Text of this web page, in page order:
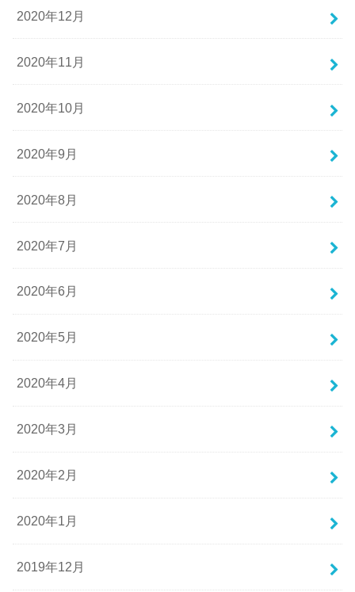
2020年12月
2020年11月
2020年10月
2020年9月
2020年8月
2020年7月
2020年6月
2020年5月
2020年4月
2020年3月
2020年2月
2020年1月
2019年12月